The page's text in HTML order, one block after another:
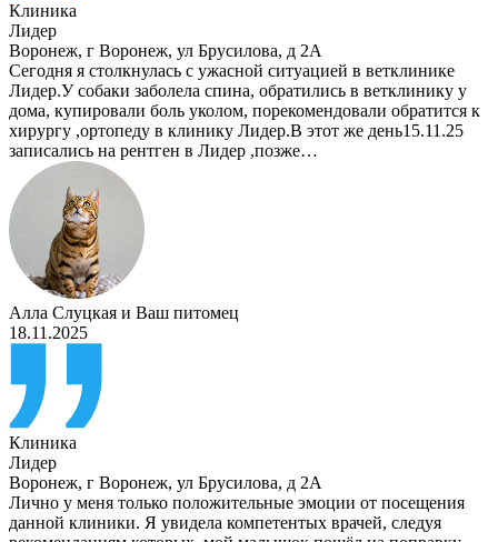
Клиника
Лидер
Воронеж, г Воронеж, ул Брусилова, д 2А
Сегодня я столкнулась с ужасной ситуацией в ветклинике
Лидер.У собаки заболела спина, обратились в ветклинику у
дома, купировали боль уколом, порекомендовали обратится к
хирургу ,ортопеду в клинику Лидер.В этот же день15.11.25
записались на рентген в Лидер ,позже…
Алла Слуцкая и Ваш питомец
18.11.2025
Клиника
Лидер
Воронеж, г Воронеж, ул Брусилова, д 2А
Лично у меня только положительные эмоции от посещения
данной клиники. Я увидела компетентых врачей, следуя